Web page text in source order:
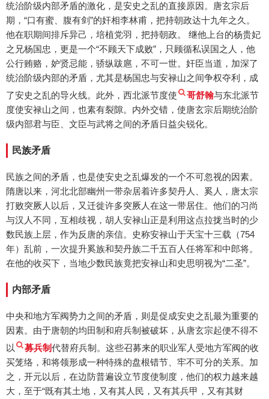
统治阶级内部矛盾的激化，是安史之乱的直接原因。唐玄宗后
期，“口有蜜、腹有剑”的奸相李林甫，把持朝政达十九年之久。
他在职期间排斥异己，培植党羽，把持朝政。 继他上台的杨贵妃
之兄杨国忠，更是一个“不顾天下成败”，只顾循私误国之人，他
公行贿赂，妒贤忌能，骄纵跋扈，不可一世。奸臣当道，加深了
统治阶级内部的矛盾，尤其是杨国忠与安禄山之间争权夺利，成
了安史之乱的导火线。此外，西北派节度使
哥舒翰与东北派节
度使安禄山之间，也素有裂隙。内外交错，使唐玄宗后期统治阶
级内部君与臣、文臣与武将之间的矛盾日益尖锐化。
民族矛盾
民族之间的矛盾，也是使安史之乱爆发的一个不可忽视的因素。
隋唐以来，河北北部幽州一带杂居着许多契丹人、奚人，唐太宗
打败突厥人以后，又迁徙许多突厥人在这一带居住。他们的习尚
与汉人不同，互相歧视，胡人安禄山正是利用这点拉拢当时的少
数民族上层，作为反唐的亲信。史称安禄山于天宝十三载（754
年）乱前，一次提升奚族和契丹族二千五百人任将军和中郎将。
在他的收买下，当地少数民族竟把安禄山和史思明视为“二圣”。
内部矛盾
中央和地方军阀势力之间的矛盾，则是促成安史之乱最为重要的
因素。由于唐朝的均田制和府兵制被破坏，从唐玄宗起便不得不
以
募兵制代替府兵制。这些召募来的职业军人受地方军阀的收
买笼络，和将领形成一种特殊的盘根错节、牢不可分的关系。加
之，开元以后，在边防普遍设立节度使制度，他们的权力越来越
大，至于“既有其土地，又有其人民，又有其兵甲，又有其财